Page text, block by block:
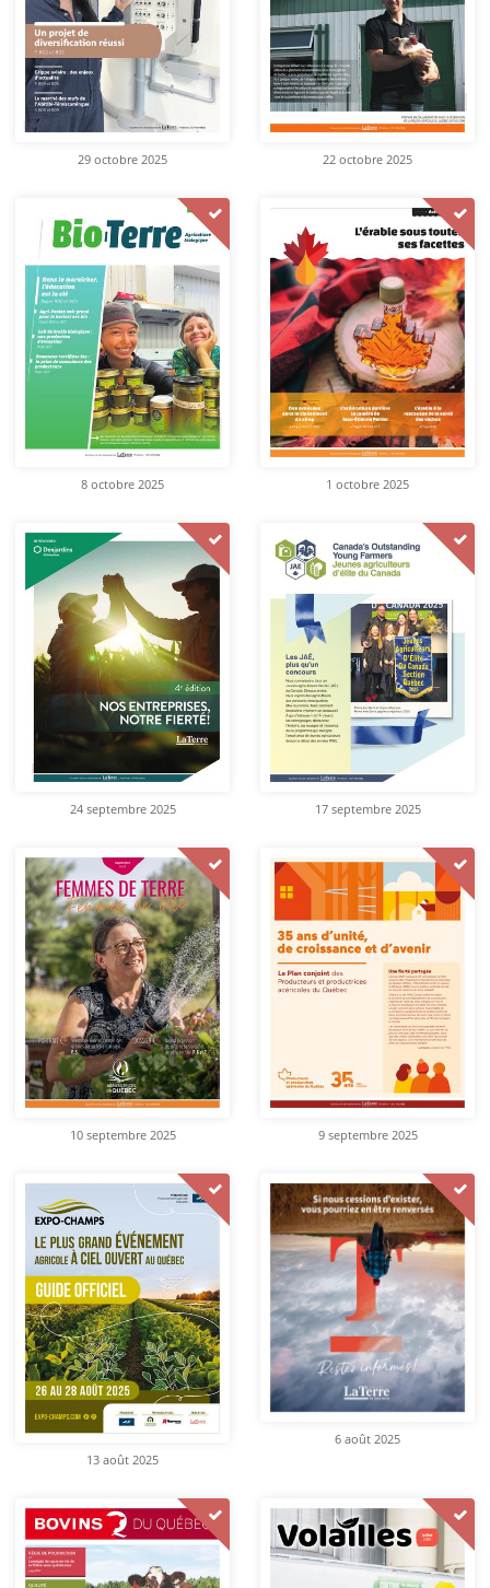
29 octobre 2025 22 octobre 2025
8 octobre 2025 1 octobre 2025
24 septembre 2025 17 septembre 2025
10 septembre 2025 9 septembre 2025
13 août 2025
6 août 2025